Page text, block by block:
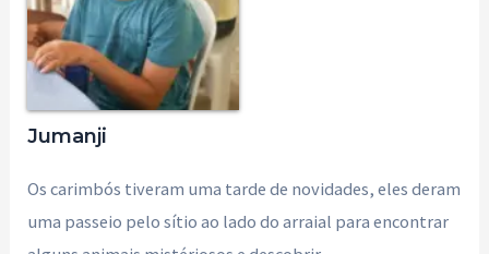
Jumanji
Os carimbós tiveram uma tarde de novidades, eles deram
uma passeio pelo sítio ao lado do arraial para encontrar